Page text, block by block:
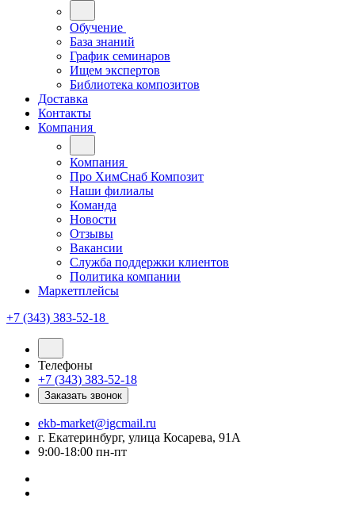
Обучение
База знаний
График семинаров
Ищем экспертов
Библиотека композитов
Доставка
Контакты
Компания
Компания
Про ХимСнаб Композит
Наши филиалы
Команда
Новости
Отзывы
Вакансии
Служба поддержки клиентов
Политика компании
Маркетплейсы
+7 (343) 383-52-18
Телефоны
+7 (343) 383-52-18
Заказать звонок
ekb-market@igcmail.ru
г. Екатеринбург, улица Косарева, 91А
9:00-18:00 пн-пт